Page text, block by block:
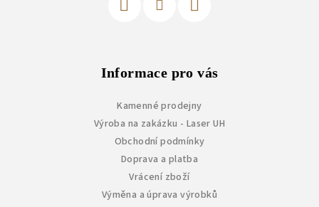
Informace pro vás
Kamenné prodejny
Výroba na zakázku - Laser UH
Obchodní podmínky
Doprava a platba
Vrácení zboží
Výměna a úprava výrobků